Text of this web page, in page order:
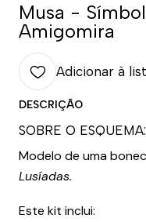
Musa -
Amigomira
Adicionar à
DESCRIÇÃO
SOBRE O ESQUEMA:
Modelo de uma
Lusíadas.
Este kit inclui: